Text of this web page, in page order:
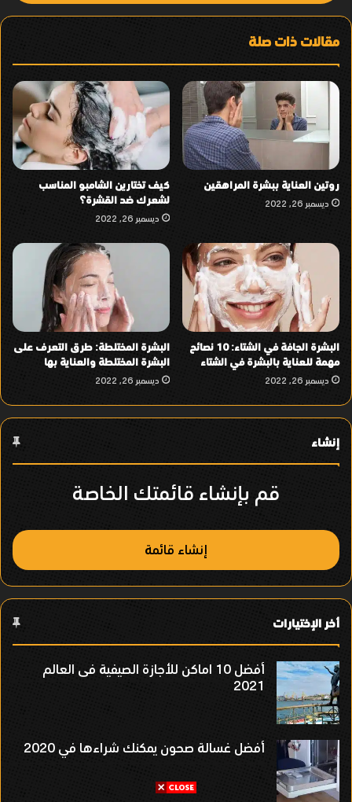
مقالات ذات صلة
روتين العناية ببشرة المراهقين
ديسمبر 26, 2022
كيف تختارين الشامبو المناسب
لشعرك ضد القشرة؟
ديسمبر 26, 2022
البشرة الجافة في الشتاء: 10 نصائح
مهمة للعناية بالبشرة في الشتاء
ديسمبر 26, 2022
البشرة المختلطة: طرق التعرف على
البشرة المختلطة والعناية بها
ديسمبر 26, 2022
إنشاء
قم بإنشاء قائمتك الخاصة
إنشاء قائمة
أخر الإختيارات
أفضل 10 اماكن للأجازة الصيفية فى العالم
2021
أفضل غسالة صحون يمكنك شراءها في 2020